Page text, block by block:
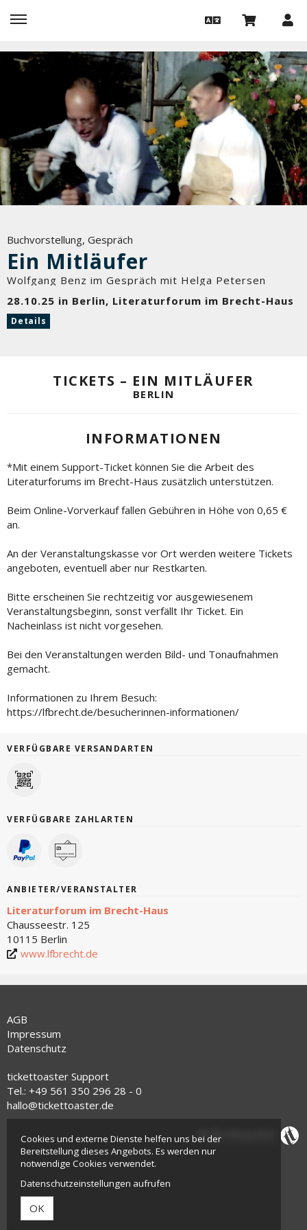
Buchvorstellung, Gespräch
Ein Mitläufer
Wolfgang Benz im Gespräch mit Helga Petersen
28.10.25 in Berlin, Literaturforum im Brecht-Haus
Details
TICKETS – EIN MITLÄUFER
BERLIN
INFORMATIONEN
*Mit einem Support-Ticket können Sie die Arbeit des
Literaturforums im Brecht-Haus zusätzlich unterstützen.
Beim Online-Vorverkauf fallen Gebühren in Höhe von 0,65 €
an.
An der Veranstaltungskasse vor Ort werden weitere Tickets
angeboten, eventuell aber nur Restkarten.
Bitte erscheinen Sie rechtzeitig vor ausgewiesenem
Veranstaltungsbeginn, sonst verfällt Ihr Ticket. Ein
Nacheinlass ist nicht vorgesehen.
Bei den Veranstaltungen werden Bild- und Tonaufnahmen
gemacht.
Informationen zu Ihrem Besuch:
https://lfbrecht.de/besucherinnen-informationen/
VERFÜGBARE VERSANDARTEN
VERFÜGBARE ZAHLARTEN
ANBIETER/VERANSTALTER
Literaturforum im Brecht-Haus
Chausseestr. 125
10115 Berlin
www.lfbrecht.de
AGB
Impressum
Datenschutz
tickettoaster Support
Tel.: +49 561 350 296 28 - 0
hallo@tickettoaster.de
Cookies und externe Dienste helfen uns bei der
Bereitstellung dieses Angebots. Es werden nur
notwendige Cookies verwendet.
Datenschutzeinstellungen aufrufen
OK